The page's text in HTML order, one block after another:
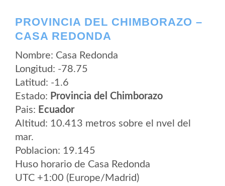
PROVINCIA DEL CHIMBORAZO –
CASA REDONDA
Nombre: Casa Redonda
Longitud: -78.75
Latitud: -1.6
Estado: Provincia del Chimborazo
Pais: Ecuador
Altitud: 10.413 metros sobre el nvel del
mar.
Poblacion: 19.145
Huso horario de Casa Redonda
UTC +1:00 (Europe/Madrid)